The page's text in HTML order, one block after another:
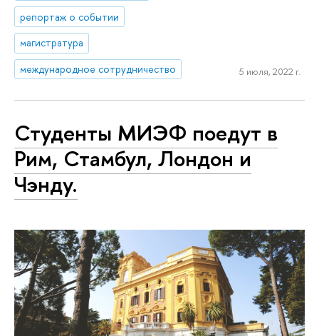
репортаж о событии
магистратура
международное сотрудничество
5 июля, 2022 г.
Студенты МИЭФ поедут в
Рим, Стамбул, Лондон и
Чэнду.